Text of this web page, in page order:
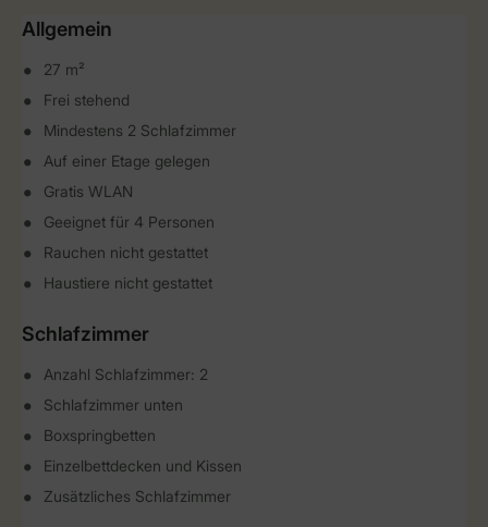
Allgemein
27 m²
Frei stehend
Mindestens 2 Schlafzimmer
Auf einer Etage gelegen
Gratis WLAN
Geeignet für 4 Personen
Rauchen nicht gestattet
Haustiere nicht gestattet
Schlafzimmer
Anzahl Schlafzimmer: 2
Schlafzimmer unten
Boxspringbetten
Einzelbettdecken und Kissen
Zusätzliches Schlafzimmer